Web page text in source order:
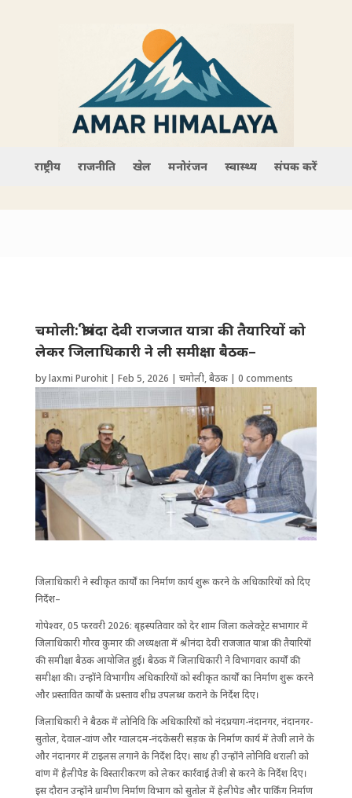
राष्ट्रीय राजनीति खेल मनोरंजन स्वास्थ्य संपर्क करें
चमोली: श्रीनंदा देवी राजजात यात्रा की तैयारियों को
लेकर जिलाधिकारी ने ली समीक्षा बैठक–
bylaxmi Purohit| Feb 5, 2026 | चमोली,बैठक| 0 comments
जिलाधिकारी ने स्वीकृत कार्यों का निर्माण कार्य शुरू करने के अधिकारियों को दिए
निर्देश–
गोपेश्वर, 05 फरवरी 2026: बृहस्पतिवार को देर शाम जिला कलेक्ट्रेट सभागार में
जिला​धिकारी गौरव कुमार की अध्यक्षता में श्रीनंदा देवी राजजात यात्रा की तैयारियों
की समीक्षा बैठक आयोजित हुई। बैठक में जिलाधिकारी ने विभागवार कार्यों की
समीक्षा की। उन्होंने विभागीय अधिकारियों को स्वीकृत कार्यों का निर्माण शुरू करने
और प्रस्तावित कार्यों के प्रस्ताव शीघ्र उपलब्ध कराने के निर्देश दिए।
जिलाधिकारी ने बैठक में लोनिवि कि अधिकारियों को नंदप्रयाग-नंदानगर, नंदानगर-
सुतोल, देवाल-वांण और ग्वालदम-नंदकेसरी सड़क के निर्माण कार्य में तेजी लाने के
और नंदानगर में टाइलस लगाने के निर्देश दिए। साथ ही उन्होंने लोनिवि थराली को
वांण में हैलीपेड के विस्तारीकरण को लेकर कार्रवाई तेजी से करने के निर्देश दिए।
इस दौरान उन्होंने ग्रामीण निर्माण विभाग को सुतोल में हेलीपेड और पार्किंग निर्माण